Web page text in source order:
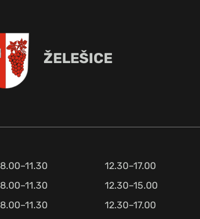
ŽELEŠICE
8.00–11.30
12.30–17.00
8.00–11.30
12.30–15.00
8.00–11.30 12.30–17.00